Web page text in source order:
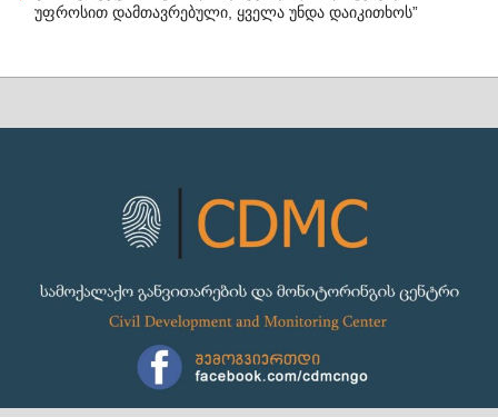
უფროსით დამთავრებული, ყველა უნდა დაიკითხოს”